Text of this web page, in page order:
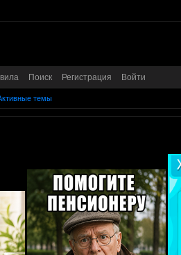
Поиск Регистрация Войти
темы